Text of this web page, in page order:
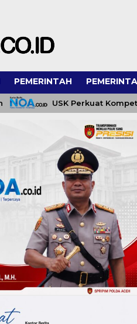
PEMERINTAH
USK Perkuat Kompetensi